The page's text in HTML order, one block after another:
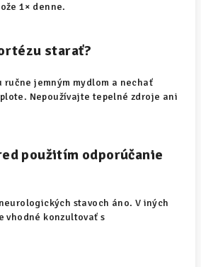
1× denne.
starať?
ručne jemným mydlom a nechať
Nepoužívajte tepelné zdroje ani
použitím odporúčanie
stavoch áno. V iných
vhodné konzultovať s